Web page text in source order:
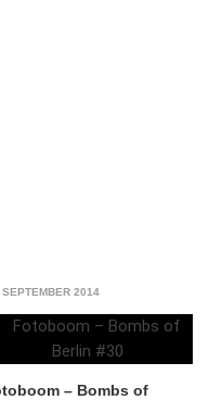
2014
– Bombs of